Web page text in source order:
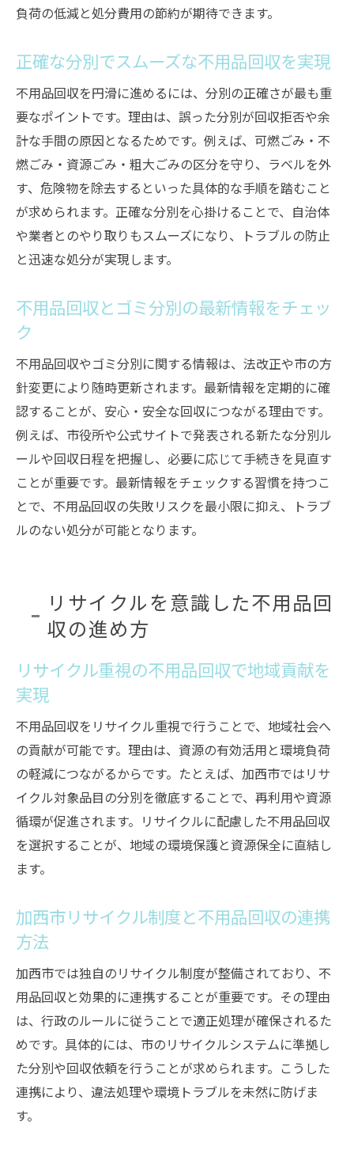
負荷の低減と処分費用の節約が期待できます。
正確な分別でスムーズな不用品回収を実現
不用品回収を円滑に進めるには、分別の正確さが最も重
要なポイントです。理由は、誤った分別が回収拒否や余
計な手間の原因となるためです。例えば、可燃ごみ・不
燃ごみ・資源ごみ・粗大ごみの区分を守り、ラベルを外
す、危険物を除去するといった具体的な手順を踏むこと
が求められます。正確な分別を心掛けることで、自治体
や業者とのやり取りもスムーズになり、トラブルの防止
と迅速な処分が実現します。
不用品回収とゴミ分別の最新情報をチェッ
ク
不用品回収やゴミ分別に関する情報は、法改正や市の方
針変更により随時更新されます。最新情報を定期的に確
認することが、安心・安全な回収につながる理由です。
例えば、市役所や公式サイトで発表される新たな分別ル
ールや回収日程を把握し、必要に応じて手続きを見直す
ことが重要です。最新情報をチェックする習慣を持つこ
とで、不用品回収の失敗リスクを最小限に抑え、トラブ
ルのない処分が可能となります。
リサイクルを意識した不用品回
収の進め方
リサイクル重視の不用品回収で地域貢献を
実現
不用品回収をリサイクル重視で行うことで、地域社会へ
の貢献が可能です。理由は、資源の有効活用と環境負荷
の軽減につながるからです。たとえば、加西市ではリサ
イクル対象品目の分別を徹底することで、再利用や資源
循環が促進されます。リサイクルに配慮した不用品回収
を選択することが、地域の環境保護と資源保全に直結し
ます。
加西市リサイクル制度と不用品回収の連携
方法
加西市では独自のリサイクル制度が整備されており、不
用品回収と効果的に連携することが重要です。その理由
は、行政のルールに従うことで適正処理が確保されるた
めです。具体的には、市のリサイクルシステムに準拠し
た分別や回収依頼を行うことが求められます。こうした
連携により、違法処理や環境トラブルを未然に防げま
す。